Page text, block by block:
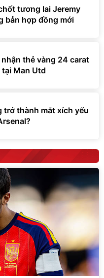
tương lai Jeremy
bản hợp đồng mới
nhận thẻ vàng 24 carat
Man Utd
trở thành mắt xích yếu